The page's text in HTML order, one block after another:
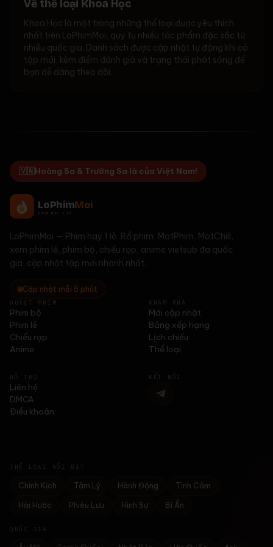
Về thể loại Khoa Học
Khoa Học là một trong những thể loại được yêu thích
nhất trên LoPhimMoi, quy tụ nhiều tác phẩm đặc sắc từ
nhiều quốc gia. Danh sách được cập nhật tự động khi có
tập mới, kèm điểm đánh giá và trạng thái phát sóng để
bạn dễ dàng theo dõi.
🇻🇳 Hoàng Sa & Trường Sa là của Việt Nam!
LoPhimMoi
PHIM HAY 1 LÒ
LoPhimMoi — Phim hay 1 lò. Rổ phim, MotPhim, MotChill,
xem phim lẻ, phim bộ, chiếu rạp, anime vietsub đa quốc
gia, cập nhật tập mới nhanh nhất.
Cập nhật mỗi 5 phút
DUYỆT PHIM
Phim bộ
Phim lẻ
Chiếu rạp
Anime
KHÁM PHÁ
Mới cập nhật
Bảng xếp hạng
Lịch chiếu
Thể loại
HỖ TRỢ
Liên hệ
DMCA
Điều khoản
KẾT NỐI
THỂ LOẠI NỔI BẬT
Chính Kịch Tâm Lý Hành Động Tình Cảm
Hài Hước Phiêu Lưu Hình Sự Bí Ẩn
QUỐC GIA